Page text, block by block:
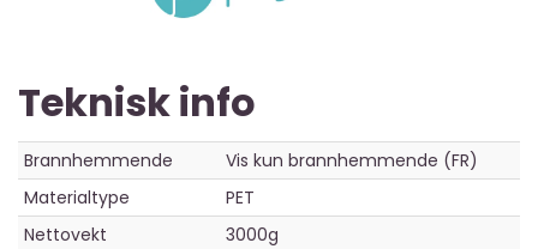
Teknisk info
Brannhemmende
Vis kun brannhemmende (FR)
Materialtype
PET
Nettovekt
3000g